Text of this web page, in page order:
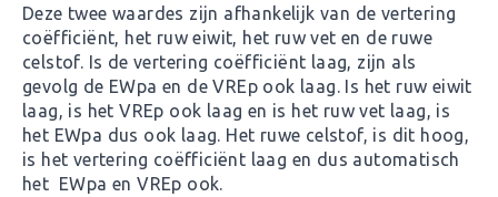
Deze twee waardes zijn afhankelijk van de vertering
coëfficiënt, het ruw eiwit, het ruw vet en de ruwe
celstof. Is de vertering coëfficiënt laag, zijn als
gevolg de EWpa en de VREp ook laag. Is het ruw eiwit
laag, is het VREp ook laag en is het ruw vet laag, is
het EWpa dus ook laag. Het ruwe celstof, is dit hoog,
is het vertering coëfficiënt laag en dus automatisch
het EWpa en VREp ook.